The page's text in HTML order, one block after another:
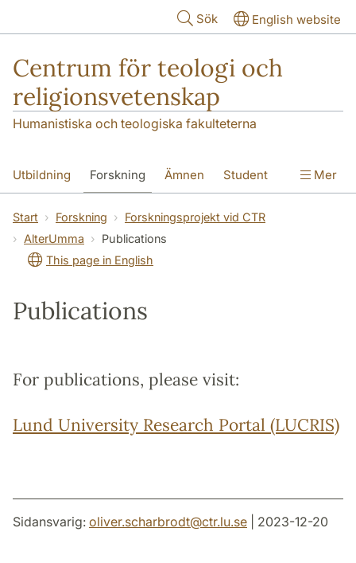
Sök English website
Centrum för teologi och
religionsvetenskap
Humanistiska och teologiska fakulteterna
Utbildning Forskning Ämnen Student
Institutionen
Mer
Start Forskning
Forskningsprojekt vid CTR
AlterUmma
Publications
This page in English
Publications
For publications, please visit:
Lund University Research Portal (LUCRIS)
Sidansvarig: oliver.scharbrodt@ctr.lu.se | 2023-12-20